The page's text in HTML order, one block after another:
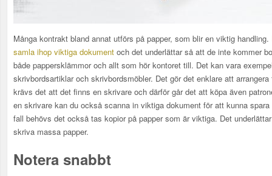
Många kontrakt bland annat utförs på papper, som blir en viktig handling.
samla ihop viktiga dokument och det underlättar så att de inte kommer
både pappersklämmor och allt som hör kontoret till. Det kan vara
skrivbordsartiklar och skrivbordsmöbler. Det gör det enklare att
krävs det att det finns en skrivare och därför går det att köpa även
en skrivare kan du också scanna in viktiga dokument för att kunna
fall behövs det också tas kopior på papper som är viktiga. Det
skriva massa papper.
Notera snabbt